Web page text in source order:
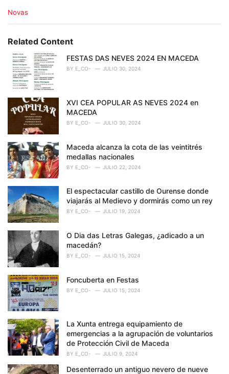
C
e
Novas
Related Content
FESTAS DAS NEVES 2024 EN MACEDA
BY E_CO- JULIO 30, 2024
XVI CEA POPULAR AS NEVES 2024 en
MACEDA
BY E_CO- JULIO 30, 2024
Maceda alcanza la cota de las veintitrés
medallas nacionales
BY E_CO- JULIO 22, 2024
El espectacular castillo de Ourense donde
viajarás al Medievo y dormirás como un rey
BY E_CO- JULIO 19, 2024
O Dia das Letras Galegas, ¿adicado a un
macedán?
BY E_CO- JULIO 15, 2024
Foncuberta en Festas
BY E_CO- JULIO 15, 2024
La Xunta entrega equipamiento de
emergencias a la agrupación de voluntarios
de Protección Civil de Maceda
BY E_CO- JULIO 9, 2024
Desenterrado un antiguo nevero de nueve